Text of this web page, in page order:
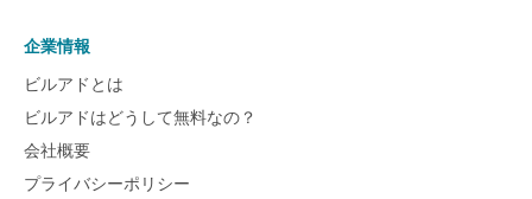
企業情報
ビルアドとは
ビルアドはどうして無料なの？
会社概要
プライバシーポリシー